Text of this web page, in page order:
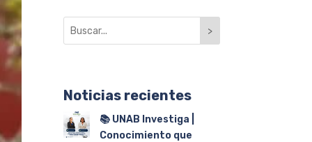
>
Noticias recientes
📚 UNAB Investiga |
Conocimiento que